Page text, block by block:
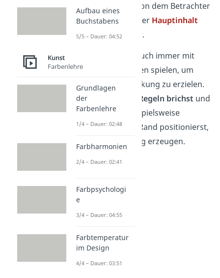
links, weil die Position dem Betrachter
als Erstes auffällt. Der Hauptinhalt
folgt dann darunter.
Du kannst jedoch auch immer mit
den Positionierungen spielen, um
eine bestimmte Wirkung zu erzielen.
Indem du gängige
Regeln brichst und
die Überschrift beispielsweise
gedreht am linken Rand positionierst,
kannst du Spannung erzeugen.
Kontrast
Aufbau eines
Buchstabens
5/5 – Dauer: 04:52
Kunst
Farbenlehre
Grundlagen
der
Farbenlehre
1/4 – Dauer: 02:48
Farbharmonien
2/4 – Dauer: 02:41
Farbpsychologi
e
3/4 – Dauer: 04:55
Farbtemperatur
im Design
4/4 – Dauer: 03:51